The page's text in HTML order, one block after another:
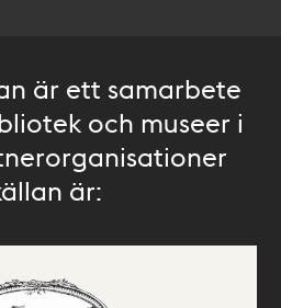
är ett samarbete
och museer i
är: